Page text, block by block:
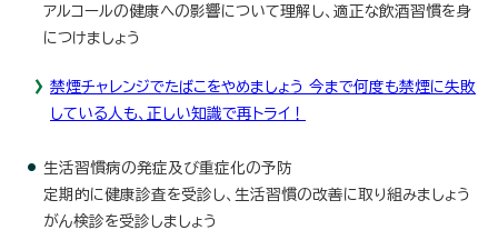
アルコールの健康への影響について理解し、適正な飲酒習慣を身
につけましょう
禁煙チャレンジでたばこをやめましょう 今まで何度も禁煙に失敗
している人も、正しい知識で再トライ！
生活習慣病の発症及び重症化の予防
定期的に健康診査を受診し、生活習慣の改善に取り組みましょう
がん検診を受診しましょう